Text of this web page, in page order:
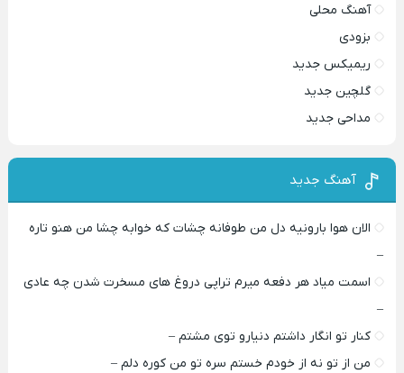
آهنگ محلی
بزودی
ریمیکس جدید
گلچین جدید
مداحی جدید
آهنگ جدید
الان هوا بارونیه دل من طوفانه چشات که خوابه چشا من هنو تاره
–
اسمت میاد هر دفعه میرم تراپی دروغ‌ های مسخرت شدن چه عادی
–
کنار تو انگار داشتم دنیارو توی مشتم –
من از تو نه از خودم خستم سره تو من کوره دلم –